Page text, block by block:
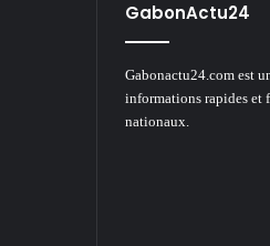
GabonActu24
Gabonactu24.com est
informations rapides et
nationaux.